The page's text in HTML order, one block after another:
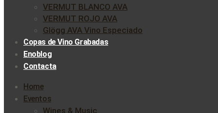
VERMUT BLANCO AVA
VERMUT ROJO AVA
Glögg AVA Vino Especiado
Copas de Vino Grabadas
Enoblog
Contacta
Home
Eventos
Wines & Music